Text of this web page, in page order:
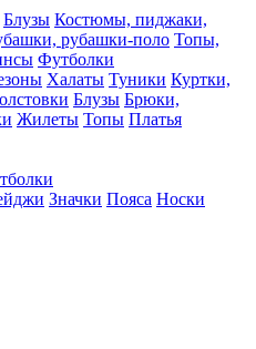
Блузы Костюмы, пиджаки,
рубашки-поло Топы,
Футболки
Халаты Туники Куртки,
Блузы Брюки,
Жилеты Топы Платья
Значки Пояса Носки